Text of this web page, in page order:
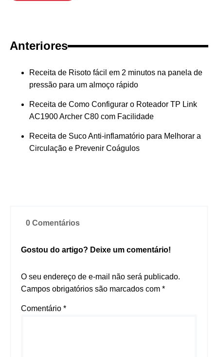
Anteriores
Receita de Risoto fácil em 2 minutos na panela de
pressão para um almoço rápido
Receita de Como Configurar o Roteador TP Link
AC1900 Archer C80 com Facilidade
Receita de Suco Anti-inflamatório para Melhorar a
Circulação e Prevenir Coágulos
0 Comentários
Gostou do artigo? Deixe um comentário!
O seu endereço de e-mail não será publicado.
Campos obrigatórios são marcados com *
Comentário *